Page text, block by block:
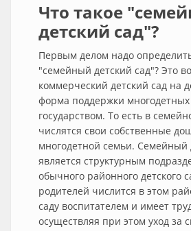
Что такое
детский сад"?
Первым делом надо
"семейный детский сад"? Это
коммерческий детский сад на
форма поддержки
государством. То есть в
числятся свои собственные
многодетной семьи. Семейный
является структурным
обычного районного детского
родителей числится в этом
саду воспитателем и имеет
осуществляя при этом уход за